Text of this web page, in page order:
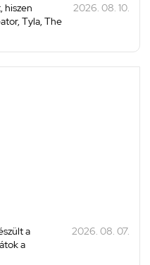
hiszen
Tyla, The
2026. 08. 10.
a
a
2026. 08. 07.